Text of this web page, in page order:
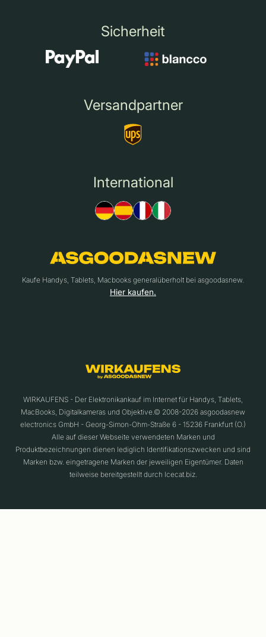
Sicherheit
Versandpartner
International
Kaufe Handys, Tablets, Macbooks generalüberholt bei asgoodasnew.
Hier kaufen.
WIRKAUFENS - Der Elektronikankauf im Internet für Handys, Tablets,
MacBooks, Digitalkameras und Objektive.© 2008-2026 asgoodasnew
electronics GmbH - Georg-Simon-Ohm-Straße 6 - 15236 Frankfurt (O.)
Alle auf dieser Webseite verwendeten Marken und
Produktbezeichnungen dienen lediglich Identifikationszwecken und sind
Marken bzw. eingetragene Marken der jeweiligen Eigentümer. Daten
teilweise bereitgestellt durch Icecat.biz.